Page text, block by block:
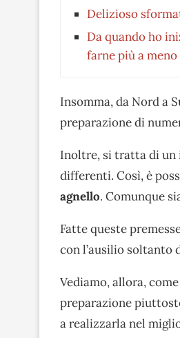
Delizioso
Da quando ho
farne più a meno
Insomma, da Nord a
preparazione di
Inoltre, si tratta di un
differenti. Così, è
agnello. Comunque
Fatte queste
con l’ausilio soltanto
Vediamo, allora,
preparazione
a realizzarla nel